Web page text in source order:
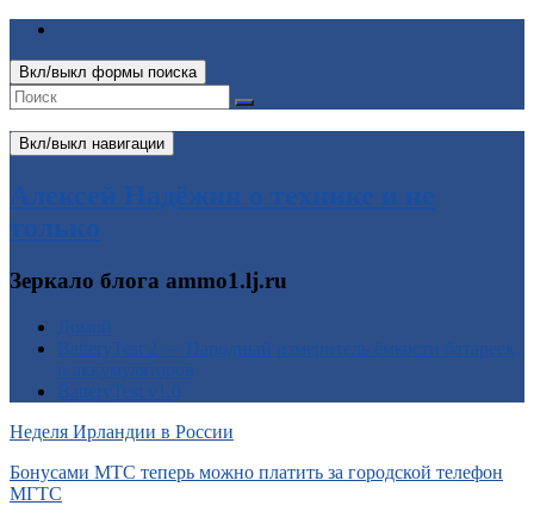
Вкл/выкл формы поиска
Вкл/выкл навигации
Алексей Надёжин о технике и не
только
Зеркало блога ammo1.lj.ru
Неделя Ирландии в России
Бонусами МТС теперь можно платить за городской телефон
МГТС